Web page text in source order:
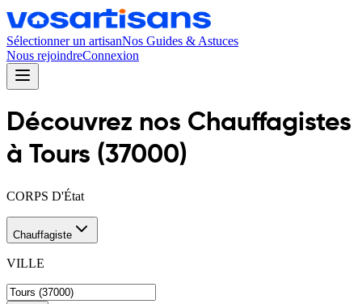
Sélectionner un artisanNos Guides & Astuces
Nous rejoindreConnexion
Découvrez nos Chauffagistes
à Tours (37000)
CORPS D'État
Chauffagiste
VILLE